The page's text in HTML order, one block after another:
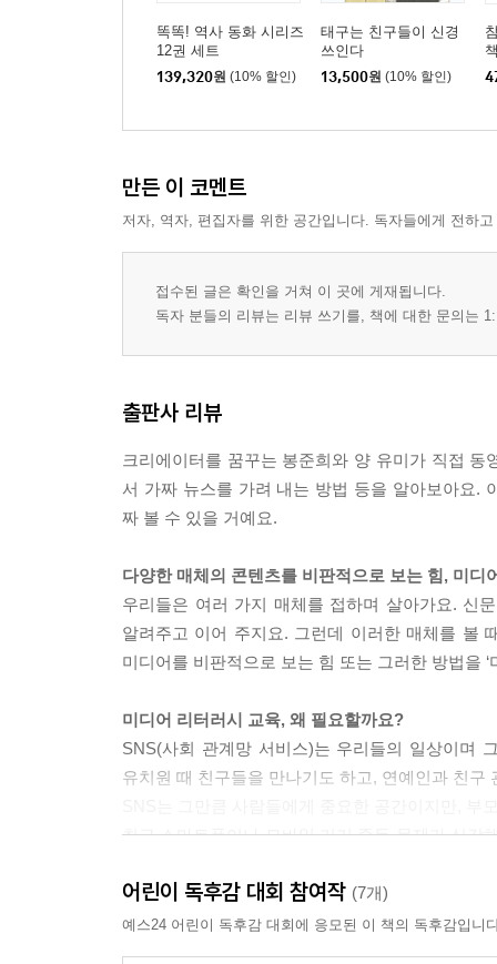
똑똑! 역사 동화 시리즈
12권 세트
139,320원 (10% 할인)
태구는 친구들이 신경
쓰인다
13,500원 (10% 할인)
만든 이 코멘트
저자, 역자, 편집자를 위한 공간입니다. 독자들에게 전하
접수된 글은 확인을 거쳐 이 곳에 게재됩니다.
독자 분들의 리뷰는 리뷰 쓰기를, 책에 대한 문의는
출판사 리뷰
크리에이터를 꿈꾸는 봉준희와 양 유미가 직접
서 가짜 뉴스를 가려 내는 방법 등을 알아보아요.
짜 볼 수 있을 거예요.
다양한 매체의 콘텐츠를 비판적으로 보는 힘, 미디
우리들은 여러 가지 매체를 접하며 살아가요. 신
알려주고 이어 주지요. 그런데 이러한 매체를 볼
미디어를 비판적으로 보는 힘 또는 그러한 방법을 ‘
미디어 리터러시 교육, 왜 필요할까요?
SNS(사회 관계망 서비스)는 우리들의 일상이며
유치원 때 친구들을 만나기도 하고, 연예인과 친
최근 스마트폰이나 모바일 기기 중독 문제가 심각
미디어 리터러시를 제대로 키워야 홍수처럼 쏟아
평가하는 안목을 키울 수 있고, 공동체의 문제를
어린이 독후감 대회 참여작 (7개)
예스24 어린이 독후감 대회에 응모된 이 책의 독후감입니